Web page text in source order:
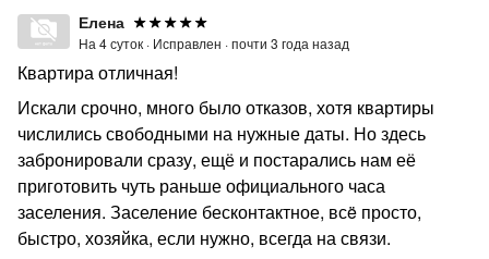
Елена
На 4 суток · Исправлен ·почти 3 года назад
Квартира отличная!
Искали срочно, много было отказов, хотя квартиры
числились свободными на нужные даты. Но здесь
забронировали сразу, ещё и постарались нам её
приготовить чуть раньше официального часа
заселения. Заселение бесконтактное, всë просто,
быстро, хозяйка, если нужно, всегда на связи.